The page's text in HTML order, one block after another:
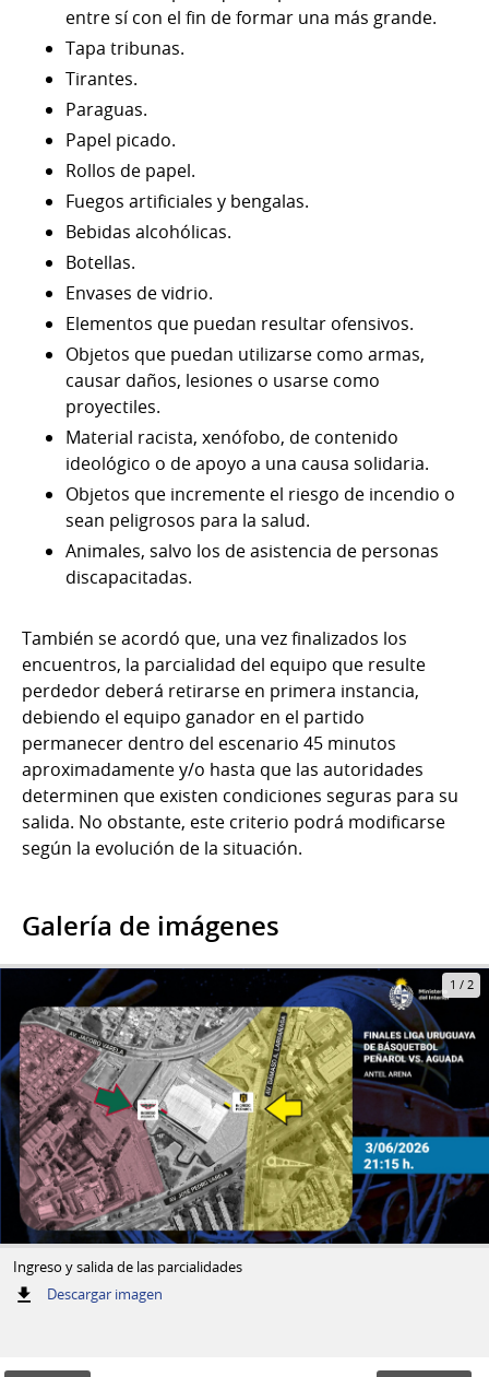
entre sí con el fin de formar una más grande.
Tapa tribunas.
Tirantes.
Paraguas.
Papel picado.
Rollos de papel.
Fuegos artificiales y bengalas.
Bebidas alcohólicas.
Botellas.
Envases de vidrio.
Elementos que puedan resultar ofensivos.
Objetos que puedan utilizarse como armas,
causar daños, lesiones o usarse como
proyectiles.
Material racista, xenófobo, de contenido
ideológico o de apoyo a una causa solidaria.
Objetos que incremente el riesgo de incendio o
sean peligrosos para la salud.
Animales, salvo los de asistencia de personas
discapacitadas.
También se acordó que, una vez finalizados los
encuentros, la parcialidad del equipo que resulte
perdedor deberá retirarse en primera instancia,
debiendo el equipo ganador en el partido
permanecer dentro del escenario 45 minutos
aproximadamente y/o hasta que las autoridades
determinen que existen condiciones seguras para su
salida. No obstante, este criterio podrá modificarse
según la evolución de la situación.
Galería de imágenes
1 / 2
Ingreso y salida de las parcialidades
Descargar imagen: